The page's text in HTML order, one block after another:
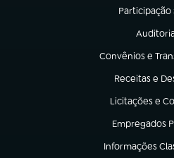
Participação
(abre em
(abre em
Convênios e
(abre em nova
Receitas e
(abre em
Licitações e
(abre em nova
Empregados
(abre em
Informações
(abre em nova